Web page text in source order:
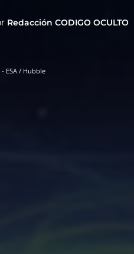
Redacción CODIGO OCULTO
ESA / Hubble